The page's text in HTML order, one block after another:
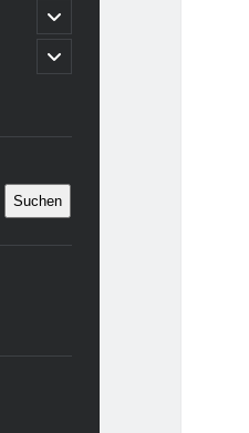
open
child
menu
open
child
Suchen